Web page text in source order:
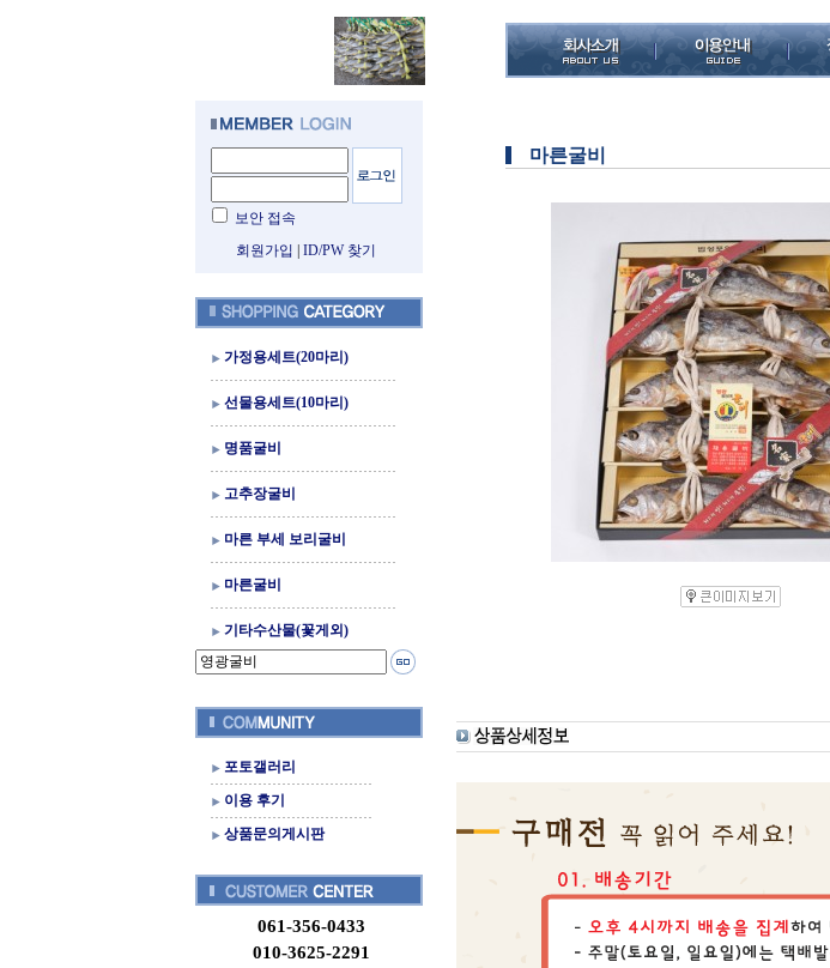
보안 접속
회원가입
ID/PW 찾기
가정용세트(20마리)
선물용세트(10마리)
명품굴비
고추장굴비
마른 부세 보리굴비
마른굴비
기타수산물(꽃게외)
포토갤러리
이용 후기
상품문의게시판
061-356-0433
010-3625-2291
마른굴비